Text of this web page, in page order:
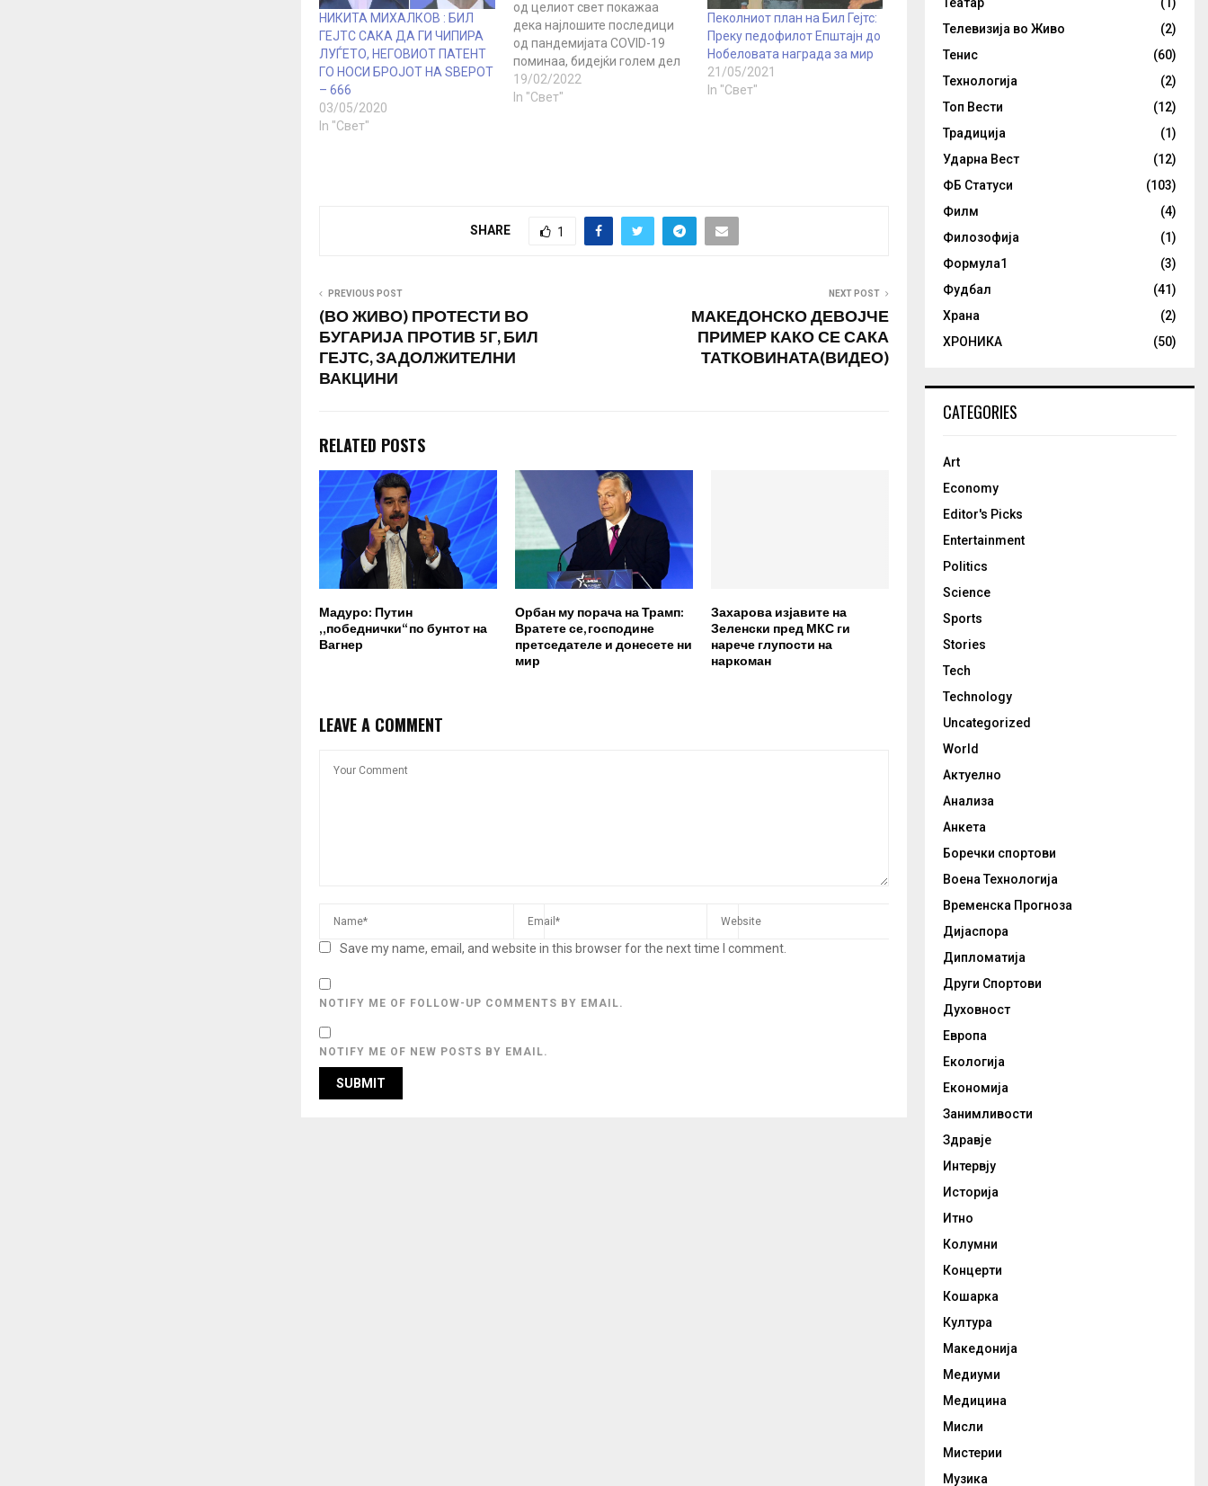
НИКИТА МИХАЛКОВ : БИЛ
ГЕЈТС САКА ДА ГИ ЧИПИРА
ЛУЃЕТО, НЕГОВИОТ ПАТЕНТ
ГО НОСИ БРОЈОТ НА ЅВЕРОТ
– 666
03/05/2020
In "Свет"
од целиот свет покажаа
дека најлошите последици
од пандемијата COVID-19
поминаа, бидејќи голем дел
од светското население
разви одредено ниво на
Американскиот
милијардер Бил Гејтс во
19/02/2022
In "Свет"
Пеколниот план на Бил Гејтс:
Преку педофилот Епштајн до
Нобеловата награда за мир
21/05/2021
In "Свет"
SHARE 1
PREVIOUS POST
(ВО ЖИВО) ПРОТЕСТИ ВО
БУГАРИЈА ПРОТИВ 5Г, БИЛ
ГЕЈТС, ЗАДОЛЖИТЕЛНИ
ВАКЦИНИ
NEXT POST
МАКЕДОНСКО ДЕВОЈЧЕ
ПРИМЕР КАКО СЕ САКА
ТАТКОВИНАТА(ВИДЕО)
RELATED POSTS
Мадуро: Путин
„победнички“ по бунтот на
Вагнер
Орбан му порача на Трамп:
Вратете се, господине
претседателе и донесете ни
мир
Захарова изјавите на
Зеленски пред МКС ги
нарече глупости на
наркоман
LEAVE A COMMENT
Save my name, email, and website in this browser for the next time I comment.
NOTIFY ME OF FOLLOW-UP COMMENTS BY EMAIL.
NOTIFY ME OF NEW POSTS BY EMAIL.
Телевизија во Живо
(2)
Тенис
(60)
Технологија
(2)
Топ Вести
(12)
Традиција
(1)
Ударна Вест
(12)
ФБ Статуси
(103)
Филм
(4)
Филозофија
(1)
Формула1
(3)
Фудбал
(41)
Храна
(2)
ХРОНИКА
(50)
CATEGORIES
Art
Economy
Editor's Picks
Entertainment
Politics
Science
Sports
Stories
Tech
Technology
Uncategorized
World
Актуелно
Анализа
Анкета
Боречки спортови
Воена Технологија
Временска Прогноза
Дијаспора
Дипломатија
Други Спортови
Духовност
Европа
Екологија
Економија
Занимливости
Здравје
Интервју
Историја
Итно
Колумни
Концерти
Кошарка
Култура
Македонија
Медиуми
Медицина
Мисли
Мистерии
Музика